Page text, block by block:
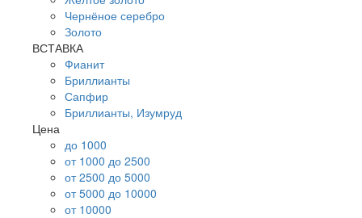
Чернёное серебро
Золото
ВСТАВКА
Фианит
Бриллианты
Сапфир
Бриллианты, Изумруд
Цена
до 1000
от 1000 до 2500
от 2500 до 5000
от 5000 до 10000
от 10000